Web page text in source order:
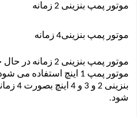
موتور پمپ بنزینی 2 زمانه
موتور پمپ بنزینی4 زمانه
موتور پمپ بنزینی 2
موتور پمپ 1 اینچ استفاده
بنزینی 2 و
شود.